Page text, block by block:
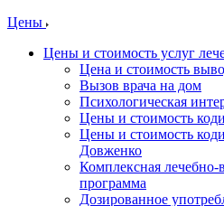
Цены
Цены и стоимость услуг
Цена и стоимость
Вызов врача на дом
Психологическая
Цены и стоимость
Цены и стоимость
Довженко
Комплексная лечебно-
программа
Дозированное